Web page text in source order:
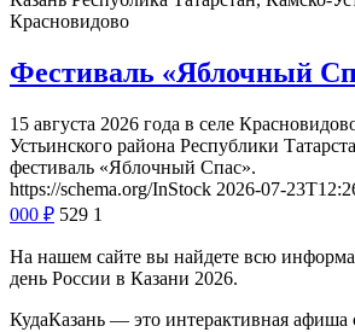
Красновидово
Фестиваль «Яблочный
15 августа 2026 года в селе
Устьинского района Республики
фестиваль «Яблочный Спас».
https://schema.org/InStock 2026-07-
000 ₽ 529 1
На нашем сайте вы найдете всю
день России в Казани 2026.
КудаКазань — это интерактивная